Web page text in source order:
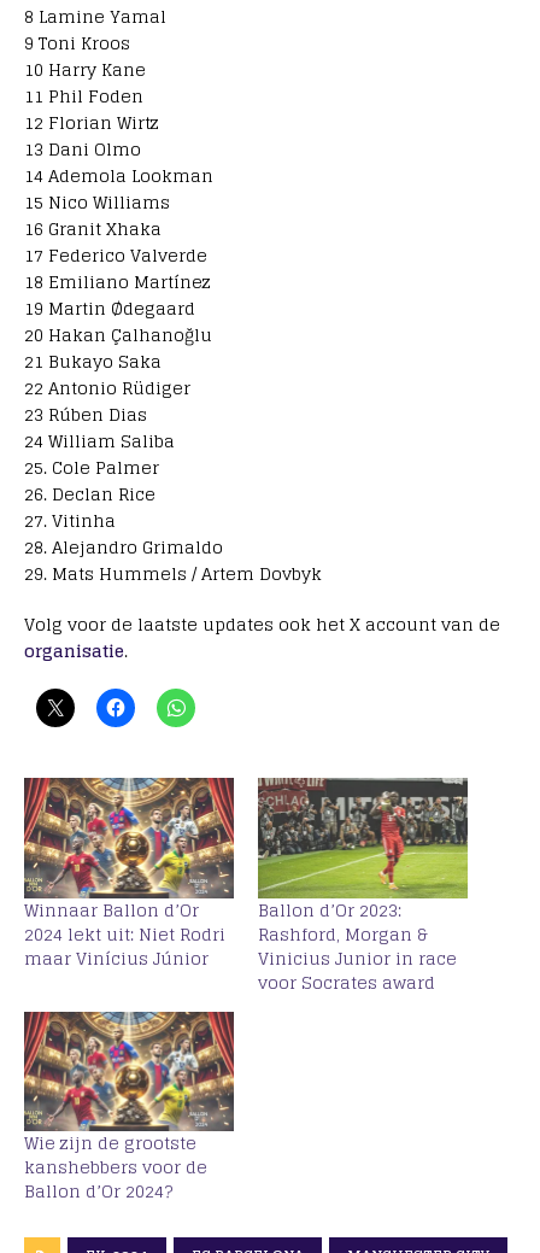
8 Lamine Yamal
9 Toni Kroos
10 Harry Kane
11 Phil Foden
12 Florian Wirtz
13 Dani Olmo
14 Ademola Lookman
15 Nico Williams
16 Granit Xhaka
17 Federico Valverde
18 Emiliano Martínez
19 Martin Ødegaard
20 Hakan Çalhanoğlu
21 Bukayo Saka
22 Antonio Rüdiger
23 Rúben Dias
24 William Saliba
25. Cole Palmer
26. Declan Rice
27. Vitinha
28. Alejandro Grimaldo
29. Mats Hummels / Artem Dovbyk
Volg voor de laatste updates ook het X account van de
organisatie.
Winnaar Ballon d’Or
2024 lekt uit: Niet Rodri
maar Vinícius Júnior
Ballon d’Or 2023:
Rashford, Morgan &
Vinicius Junior in race
voor Socrates award
Wie zijn de grootste
kanshebbers voor de
Ballon d’Or 2024?